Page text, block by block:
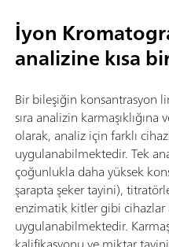
İyon
analizine kısa
Bir bileşiğin konsantrasyon
sıra analizin
olarak, analiz için farklı
uygulanabilmektedir. Tek
çoğunlukla daha yüksek
şarapta şeker tayini),
enzimatik kitler gibi
uygulanabilmektedir.